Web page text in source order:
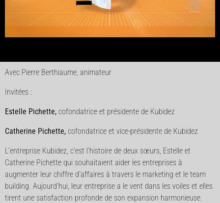
Avec Pierre Berthiaume, animateur
Invitées :
Estelle Pichette, cofondatrice et présidente de Kubidez
Catherine Pichette, cofondatrice et vice-présidente de Kubidez
L’entreprise Kubidez, c’est l’histoire de deux sœurs, Estelle et
Catherine Pichette qui souhaitaient aider les entreprises à
augmenter leur chiffre d’affaires à travers le marketing et le team
building. Aujourd’hui, leur entreprise a le vent dans les voiles et elles
tirent une satisfaction profonde de son expansion harmonieuse.